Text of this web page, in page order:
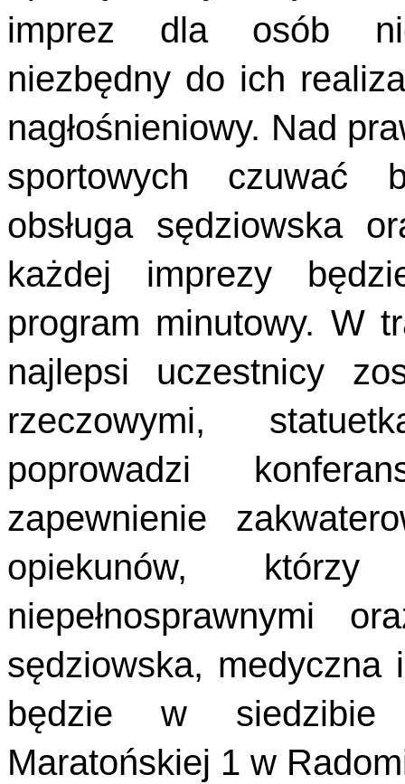
imprez dla osób
niezbędny do ich
nagłośnieniowy. Nad
sportowych czuwać
obsługa sędziowska
każdej imprezy
program minutowy. W
najlepsi uczestnicy
rzeczowymi,
poprowadzi
zapewnienie
opiekunów,
niepełnosprawnymi
sędziowska, medyczna
będzie w siedzibie
Maratońskiej 1 w